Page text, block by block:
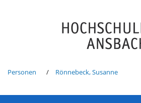
Personen Rönnebeck, Susanne